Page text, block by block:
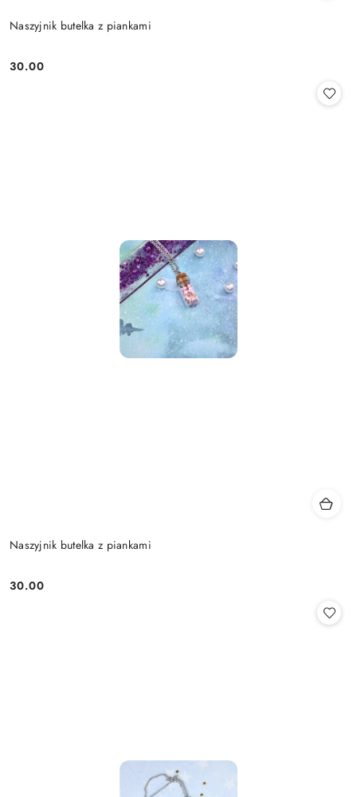
Naszyjnik butelka z piankami
Cena:
30.00
Naszyjnik butelka z piankami
Cena:
30.00